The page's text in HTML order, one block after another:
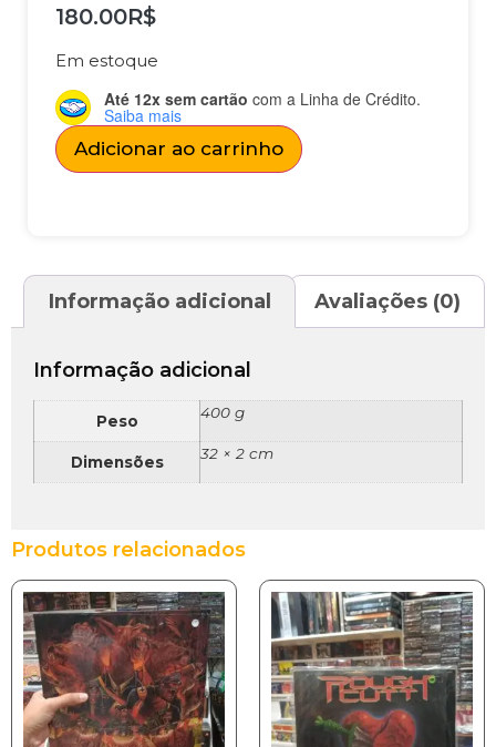
180.00R$
Em estoque
Até 12x sem cartão com a Linha de Crédito.
Saiba mais
Adicionar ao carrinho
Informação adicional Avaliações (0)
Informação adicional
Peso 400 g
Dimensões 32 × 2 cm
Produtos relacionados